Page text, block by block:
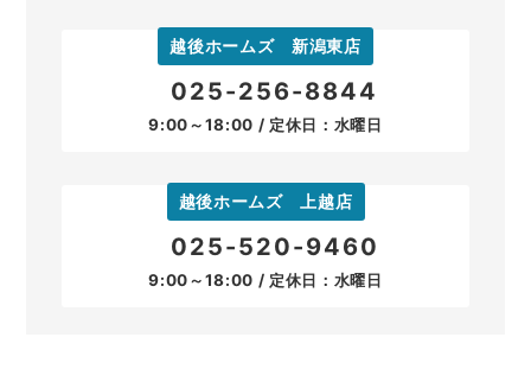
越後ホームズ 新潟東店
025-256-8844
9:00～18:00 / 定休日：水曜日
越後ホームズ 上越店
025-520-9460
9:00～18:00 / 定休日：水曜日